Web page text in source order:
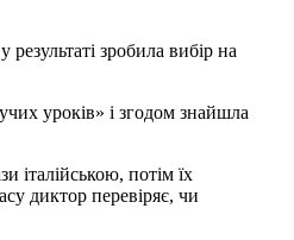
зробила вибір на
уроків» і згодом знайшла
італійською, потім їх
диктор перевіряє, чи